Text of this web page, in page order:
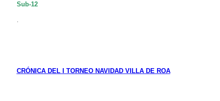
Sub-12
.
CRÓNICA DEL I TORNEO NAVIDAD VILLA DE ROA